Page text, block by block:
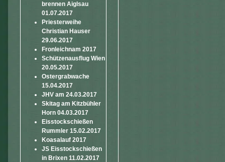
brennen Aiglsau
01.07.2017
Priesterweihe
Christian Hauser
29.06.2017
Fronleichnam 2017
Schützenausflug Wien
20.05.2017
Ostergrabwache
15.04.2017
JHV am 24.03.2017
Skitag am Kitzbühler
Horn 04.03.2017
Eisstockschießen
Rummler 15.02.2017
Koasalauf 2017
JS Eisstockschießen
in Brixen 11.02.2017